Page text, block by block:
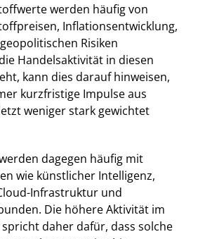
werden häufig von
Inflationsentwicklung,
Risiken
Handelsaktivität in diesen
kann dies darauf hinweisen,
kurzfristige Impulse aus
weniger stark gewichtet
dagegen häufig mit
wie künstlicher Intelligenz,
Infrastruktur und
Die höhere Aktivität im
daher dafür, dass solche